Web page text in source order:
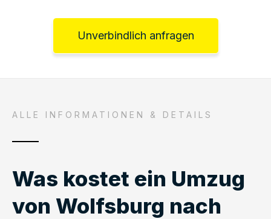
Unverbindlich anfragen
ALLE INFORMATIONEN & DETAILS
Was kostet ein Umzug
von Wolfsburg nach